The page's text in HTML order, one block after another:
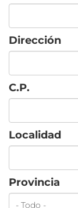
Dirección
C.P.
Localidad
Provincia